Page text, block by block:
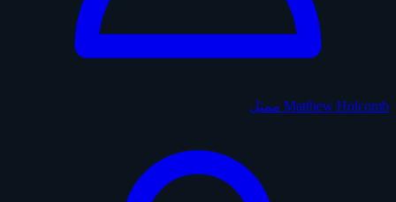
Matthew Holcomb ممثل